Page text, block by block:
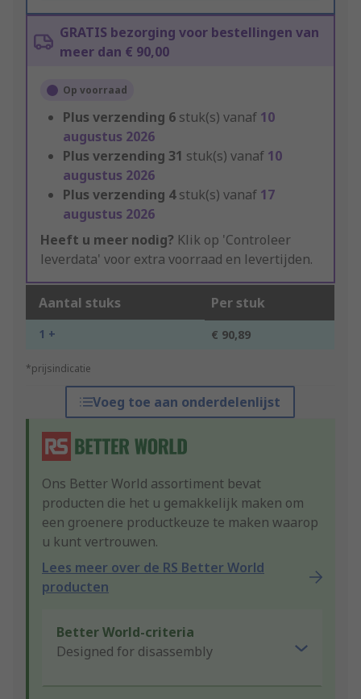
GRATIS bezorging voor bestellingen van
meer dan € 90,00
Op voorraad
Plus verzending 6 stuk(s) vanaf 10
augustus 2026
Plus verzending 31 stuk(s) vanaf 10
augustus 2026
Plus verzending 4stuk(s) vanaf 17
augustus 2026
Heeft u meer nodig? Klik op 'Controleer
leverdata' voor extra voorraad en levertijden.
Aantal stuks Per stuk
1 + € 90,89
*prijsindicatie
Voeg toe aan onderdelenlijst
Ons Better World assortiment bevat
producten die het u gemakkelijk maken om
een groenere productkeuze te maken waarop
u kunt vertrouwen.
Lees meer over de RS Better World
producten
Better World-criteria
Designed for disassembly